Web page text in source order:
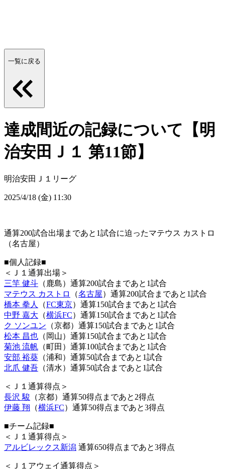
一覧に戻る
達成間近の記録について【明
治安田Ｊ１ 第11節】
明治安田Ｊ１リーグ
2025/4/18 (金) 11:30
通算200試合出場まであと1試合に迫ったマテウス カストロ
（名古屋）
■個人記録■
＜Ｊ１通算出場＞
三竿 健斗 （鹿島）通算200試合まであと1試合
マテウス カストロ
（名古屋）通算200試合まであと1試合
橋本 拳人
（FC東京）通算150試合まであと1試合
中野 嘉大 （横浜FC）通算150試合まであと1試合
ク ソンユン （京都）通算150試合まであと1試合
松本 昌也 （岡山）通算150試合まであと1試合
菊池 流帆 （町田）通算100試合まであと1試合
安部 裕葵 （浦和）通算50試合まであと1試合
北爪 健吾 （清水）通算50試合まであと1試合
＜Ｊ１通算得点＞
長沢 駿 （京都）通算50得点まであと2得点
伊藤 翔 （横浜FC）通算50得点まであと3得点
■チーム記録■
＜Ｊ１通算得点＞
アルビレックス新潟 通算650得点まであと3得点
＜Ｊ１アウェイ通算得点＞